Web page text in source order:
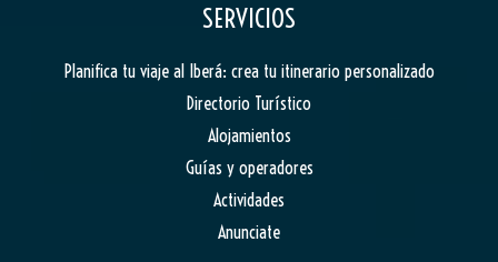
SERVICIOS
Planifica tu viaje al Iberá: crea tu itinerario personalizado
Directorio Turístico
Alojamientos
Guías y operadores
Actividades
Anunciate